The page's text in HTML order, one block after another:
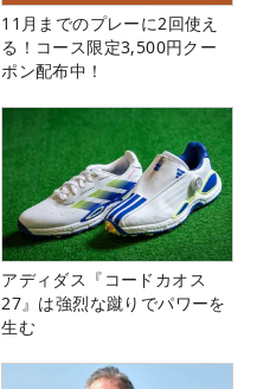
11月までのプレーに2回使え
る！コース限定3,500円クー
ポン配布中！
アディダス『コードカオス
27』は強烈な蹴りでパワーを
生む